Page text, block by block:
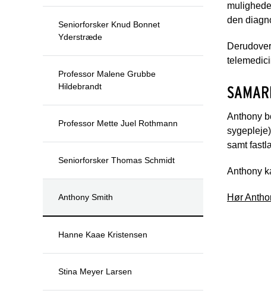
Seniorforsker Knud Bonnet
Yderstræde
Professor Malene Grubbe
Hildebrandt
Professor Mette Juel Rothmann
Seniorforsker Thomas Schmidt
Anthony Smith
Hanne Kaae Kristensen
Stina Meyer Larsen
den
Anthony
samt
Anthony
Hør